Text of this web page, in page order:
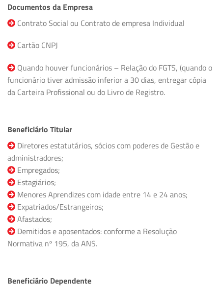
Documentos da Empresa
Contrato Social ou Contrato de empresa Individual
Cartão CNPJ
Quando houver funcionários – Relação do FGTS, (quando o
funcionário tiver admissão inferior a 30 dias, entregar cópia
da Carteira Profissional ou do Livro de Registro.
Beneficiário Titular
Diretores estatutários, sócios com poderes de Gestão e
administradores;
Empregados;
Estagiários;
Menores Aprendizes com idade entre 14 e 24 anos;
Expatriados/Estrangeiros;
Afastados;
Demitidos e aposentados: conforme a Resolução
Normativa nº 195, da ANS.
Beneficiário Dependente